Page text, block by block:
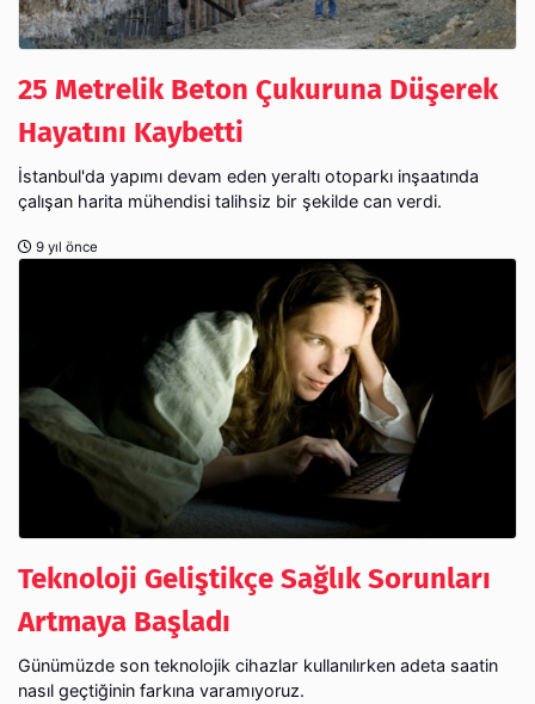
25 Metrelik Beton Çukuruna Düşerek
Hayatını Kaybetti
İstanbul'da yapımı devam eden yeraltı otoparkı inşaatında
çalışan harita mühendisi talihsiz bir şekilde can verdi.
9 yıl önce
Teknoloji Geliştikçe Sağlık Sorunları
Artmaya Başladı
Günümüzde son teknolojik cihazlar kullanılırken adeta saatin
nasıl geçtiğinin farkına varamıyoruz.